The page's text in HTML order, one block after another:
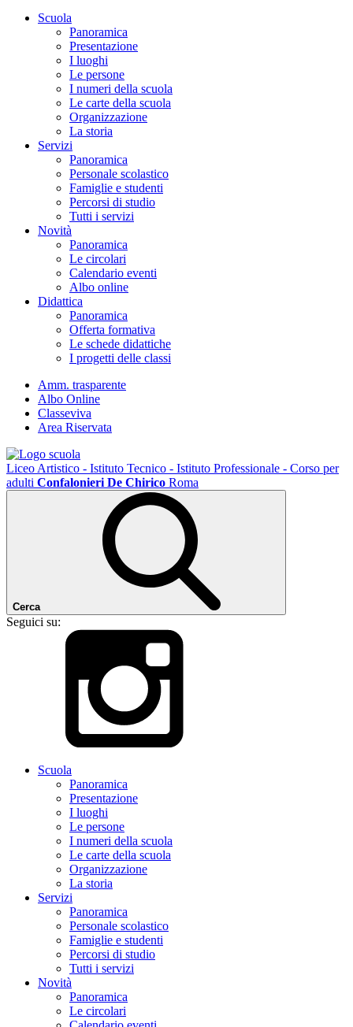
Scuola
Panoramica
Presentazione
I luoghi
Le persone
I numeri della scuola
Le carte della scuola
Organizzazione
La storia
Servizi
Panoramica
Personale scolastico
Famiglie e studenti
Percorsi di studio
Tutti i servizi
Novità
Panoramica
Le circolari
Calendario eventi
Albo online
Didattica
Panoramica
Offerta formativa
Le schede didattiche
I progetti delle classi
Amm. trasparente
Albo Online
Classeviva
Area Riservata
Liceo Artistico - Istituto Tecnico - Istituto Professionale - Corso per
adulti Confalonieri De Chirico Roma
Cerca
Seguici su:
Scuola
Panoramica
Presentazione
I luoghi
Le persone
I numeri della scuola
Le carte della scuola
Organizzazione
La storia
Servizi
Panoramica
Personale scolastico
Famiglie e studenti
Percorsi di studio
Tutti i servizi
Novità
Panoramica
Le circolari